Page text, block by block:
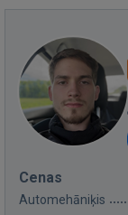
Cenas
Automehāniķis